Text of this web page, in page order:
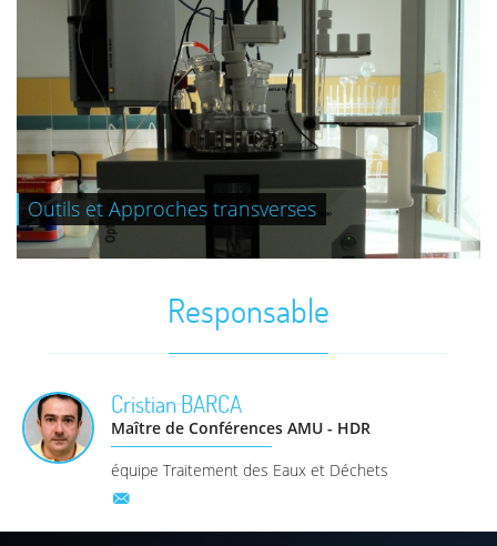
Outils et Approches transverses
Responsable
Cristian BARCA
Maître de Conférences AMU - HDR
équipe Traitement des Eaux et Déchets